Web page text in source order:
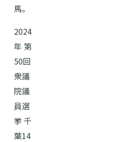
馬。
2024
年 第
50回
衆議
院議
員選
挙 千
葉14